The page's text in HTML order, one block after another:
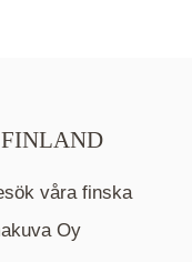
område och
finns just här.
våra finska
Oy